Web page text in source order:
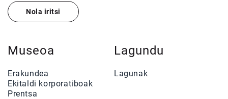
Nola iritsi
Museoa
Erakundea
Ekitaldi korporatiboak
Prentsa
Lagundu
Lagunak